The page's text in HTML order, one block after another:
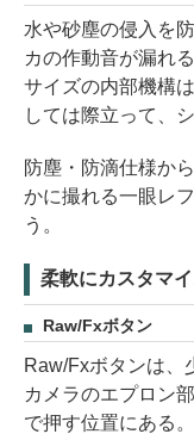
水や砂塵の侵入を
カの作動音が漏れ
サイズの内部機構
しては際立って、
防塵・防滴仕様か
かに撮れる一眼レ
う。
柔軟にカスタマ
Raw/Fxボタン
Raw/Fxボタンは、
カメラのエプロン
で押す位置にある。